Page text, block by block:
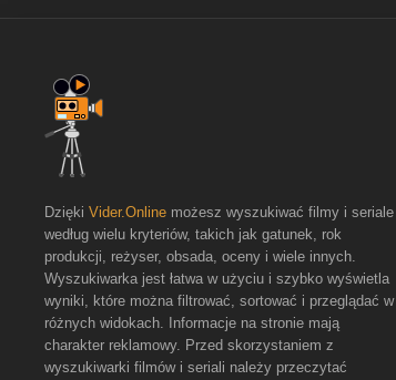
Dzięki Vider.Online możesz wyszukiwać filmy i seriale
według wielu kryteriów, takich jak gatunek, rok
produkcji, reżyser, obsada, oceny i wiele innych.
Wyszukiwarka jest łatwa w użyciu i szybko wyświetla
wyniki, które można filtrować, sortować i przeglądać w
różnych widokach. Informacje na stronie mają
charakter reklamowy. Przed skorzystaniem z
wyszukiwarki filmów i seriali należy przeczytać